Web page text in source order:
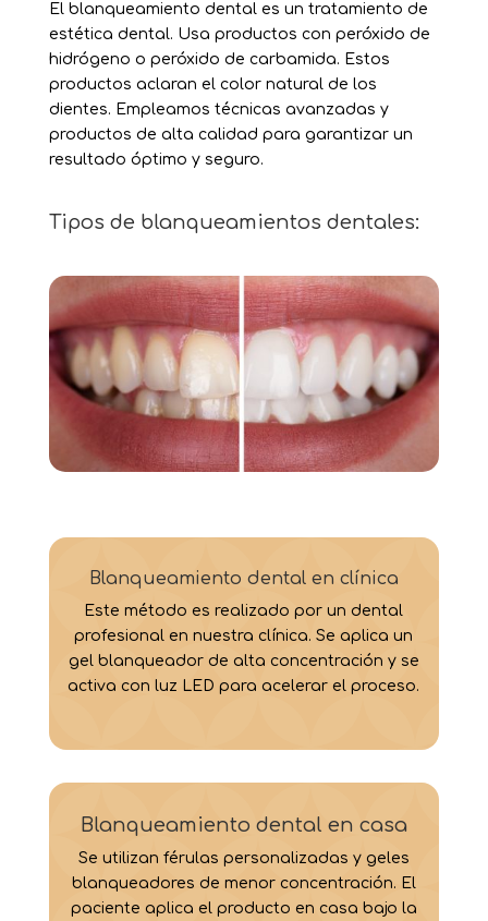
El blanqueamiento dental es un tratamiento de
estética dental. Usa productos con peróxido de
hidrógeno o peróxido de carbamida. Estos
productos aclaran el color natural de los
dientes. Empleamos técnicas avanzadas y
productos de alta calidad para garantizar un
resultado óptimo y seguro.
Tipos de blanqueamientos dentales:
Blanqueamiento dental en clínica
Este método es realizado por un dental
profesional en nuestra clínica. Se aplica un
gel blanqueador de alta concentración y se
activa con luz LED para acelerar el proceso.
Blanqueamiento dental en casa
Se utilizan férulas personalizadas y geles
blanqueadores de menor concentración. El
paciente aplica el producto en casa bajo la